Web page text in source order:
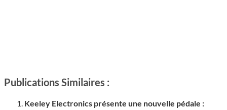
Publications Similaires :
Keeley Electronics présente une nouvelle pédale :